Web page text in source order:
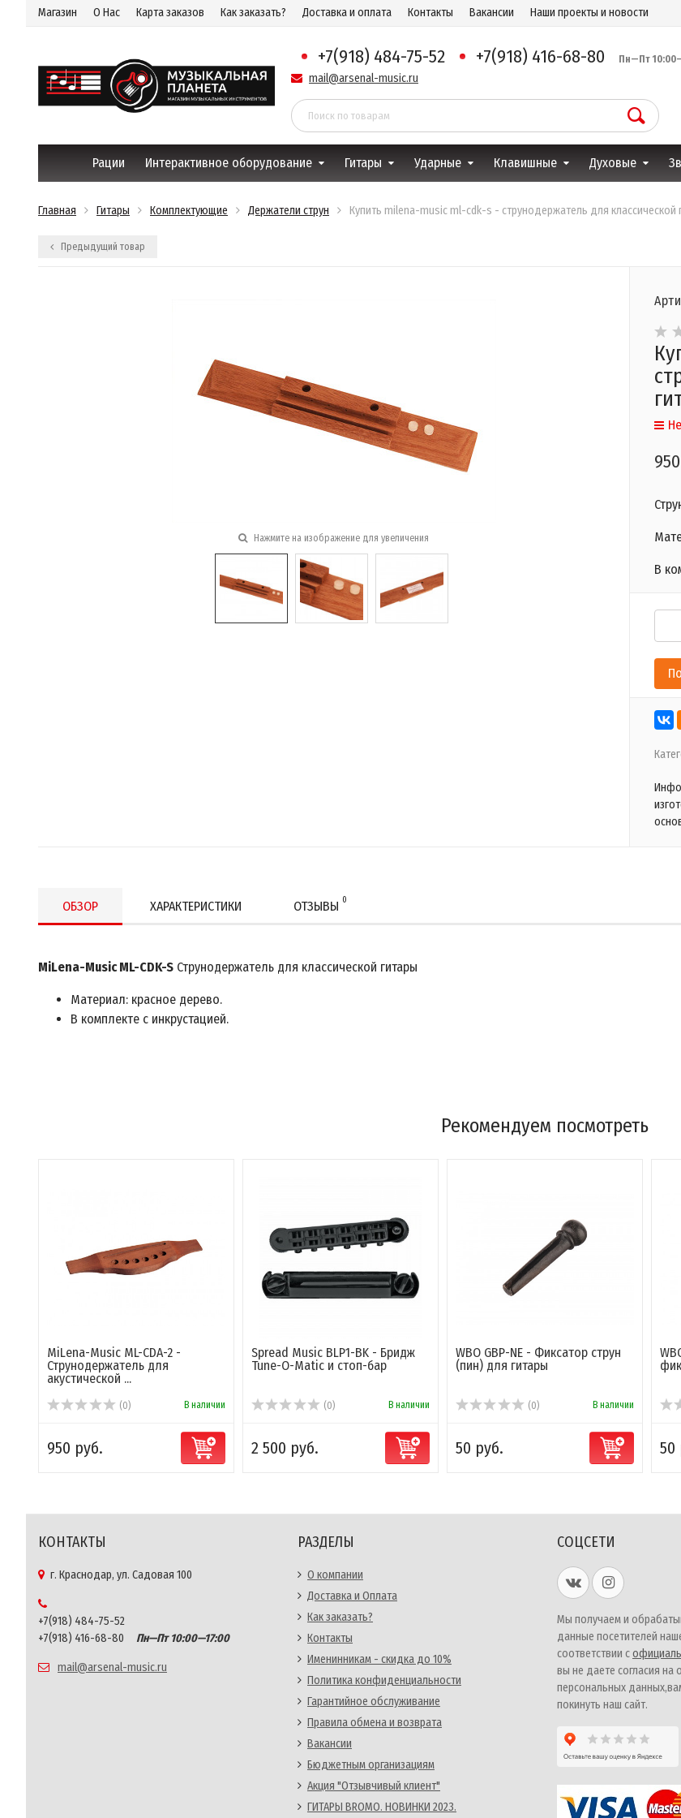
Магазин О Нас Карта заказов Как заказать? Доставка и оплата Контакты Вакансии Наши проекты и новости
+7(918) 484-75-52 +7(918) 416-68-80 Пн—Пт
mail@arsenal-music.ru
Рации Интерактивное оборудование Гитары Ударные Клавишные Духовые
Главная Гитары Комплектующие Держатели струн Купить milena-music ml-cdk-s - струнодержатель для классической
Предыдущий товар
Нажмите на изображение для увеличения
В
ОБЗОР ХАРАКТЕРИСТИКИ ОТЗЫВЫ 0
MiLena-Music ML-CDK-S Струнодержатель для классической гитары
Материал: красное дерево.
В комплекте с инкрустацией.
Рекомендуем посмотреть
MiLena-Music ML-CDA-2 -
Струнодержатель для
акустической ...
(0) В наличии
950 руб.
Spread Music BLP1-BK - Бридж
Tune-O-Matic и стоп-бар
(0) В наличии
2 500 руб.
WBO GBP-NE - Фиксатор струн
(пин) для гитары
(0) В наличии
50 руб. 50
КОНТАКТЫ
г. Краснодар, ул. Садовая 100
+7(918) 484-75-52
+7(918) 416-68-80
Пн—Пт 10:00—17:00
mail@arsenal-music.ru
РАЗДЕЛЫ
О компании
Доставка и Оплата
Как заказать?
Контакты
Именинникам - скидка до 10%
Политика конфиденциальности
Гарантийное обслуживание
Правила обмена и возврата
Вакансии
Бюджетным организациям
Акция "Отзывчивый клиент"
ГИТАРЫ BROMO. НОВИНКИ 2023.
СОЦСЕТИ
Мы получаем и
данные посетителей
соответствии с
вы не даете согласия на
персональных
покинуть наш сайт.